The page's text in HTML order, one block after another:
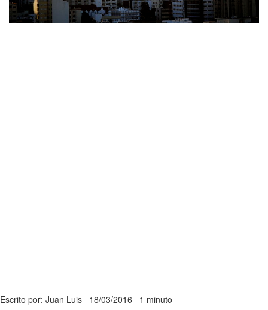
Escrito por: Juan Luis 18/03/2016 1 minuto